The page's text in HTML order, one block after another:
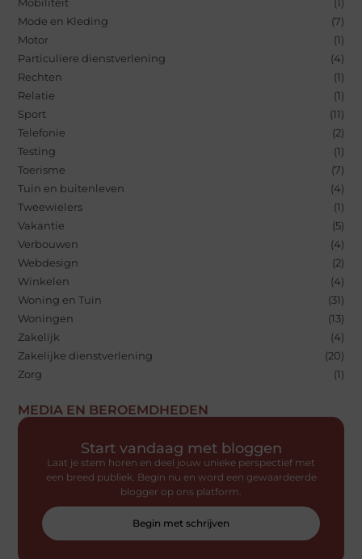
Mode en Kleding
(7)
Motor
(1)
Particuliere dienstverlening
(4)
Rechten
(1)
Relatie
(1)
Sport
(11)
Telefonie
(2)
Testing
(1)
Toerisme
(7)
Tuin en buitenleven
(4)
Tweewielers
(1)
Vakantie
(5)
Verbouwen
(4)
Webdesign
(2)
Winkelen
(4)
Woning en Tuin
(31)
Woningen
(13)
Zakelijk
(4)
Zakelijke dienstverlening
(20)
Zorg
(1)
MEDIA EN BEROEMDHEDEN
Start vandaag met bloggen
Laat je stem horen en deel jouw unieke perspectief met
een breed publiek. Begin nu en word een gewaardeerde
blogger op ons platform.
Begin met schrijven